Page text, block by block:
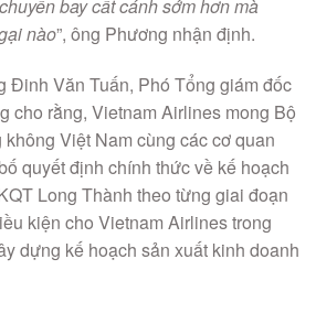
bay cất cánh sớm hơn mà
nào”, ông Phương nhận định.
Đinh Văn Tuấn, Phó Tổng giám đốc
cho rằng, Vietnam Airlines mong Bộ
Việt Nam cùng các cơ quan
quyết định chính thức về kế hoạch
Long Thành theo từng giai đoạn
kiện cho Vietnam Airlines trong
dựng kế hoạch sản xuất kinh doanh